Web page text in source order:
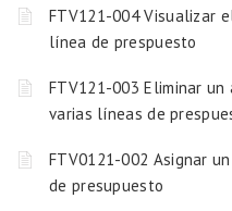
FTV121-004 Visualizar
línea de prespuesto
FTV121-003 Eliminar
varias líneas de
FTV0121-002 Asignar
de presupuesto